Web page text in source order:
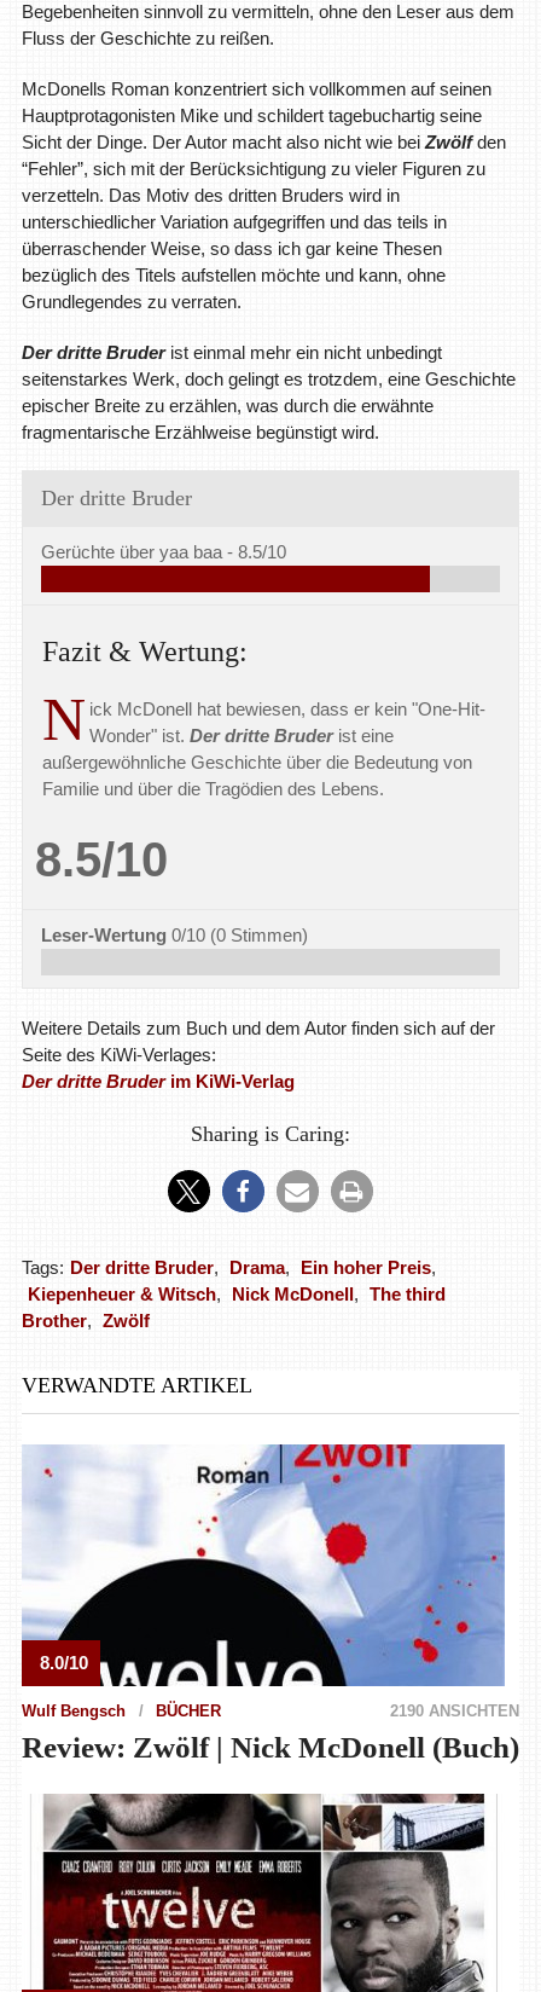
Begebenheiten sinnvoll zu vermitteln, ohne den Leser aus dem
Fluss der Geschichte zu reißen.
McDonells Roman konzentriert sich vollkommen auf seinen
Hauptprotagonisten Mike und schildert tagebuchartig seine
Sicht der Dinge. Der Autor macht also nicht wie bei Zwölfden
“Fehler”, sich mit der Berücksichtigung zu vieler Figuren zu
verzetteln. Das Motiv des dritten Bruders wird in
unterschiedlicher Variation aufgegriffen und das teils in
überraschender Weise, so dass ich gar keine Thesen
bezüglich des Titels aufstellen möchte und kann, ohne
Grundlegendes zu verraten.
Der dritte Bruderist einmal mehr ein nicht unbedingt
seitenstarkes Werk, doch gelingt es trotzdem, eine Geschichte
epischer Breite zu erzählen, was durch die erwähnte
fragmentarische Erzählweise begünstigt wird.
Der dritte Bruder
Gerüchte über yaa baa - 8.5/10
Fazit & Wertung:
N ick McDonell hat bewiesen, dass er kein "One-Hit-
Wonder" ist. Der dritte Bruderist eine
außergewöhnliche Geschichte über die Bedeutung von
Familie und über die Tragödien des Lebens.
8.5/10
Leser-Wertung 0/10 (0Stimmen)
Weitere Details zum Buch und dem Autor finden sich auf der
Seite des KiWi-Verlages:
Der dritte Bruderim KiWi-Verlag
Sharing is Caring:
Tags: Der dritte Bruder, Drama, Ein hoher Preis,
Kiepenheuer & Witsch, Nick McDonell , The third
Brother, Zwölf
VERWANDTE ARTIKEL
8.0/10
Wulf Bengsch BÜCHER 2190 ANSICHTEN
Review: Zwölf | Nick McDonell (Buch)